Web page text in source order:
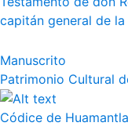
capitán general de la
Manuscrito
Patrimonio Cultural
Códice de Huamantla